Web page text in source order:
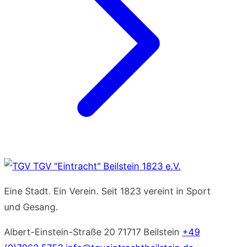
TGV "Eintracht" Beilstein 1823 e.V.
Eine Stadt. Ein Verein. Seit 1823 vereint in Sport
und Gesang.
Albert-Einstein-Straße 20 71717 Beilstein +49